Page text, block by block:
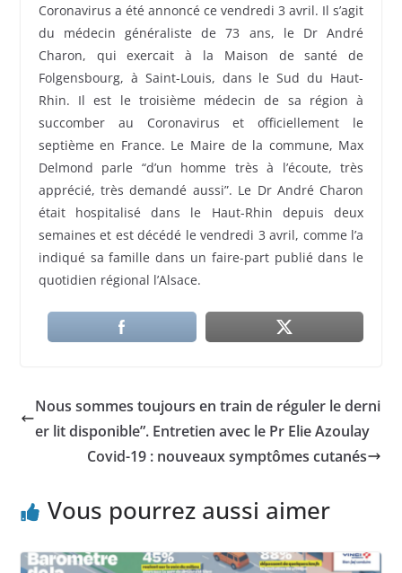
Coronavirus a été annoncé ce vendredi 3 avril. Il s’agit
du médecin généraliste de 73 ans, le Dr André
Charon, qui exercait à la Maison de santé de
Folgensbourg, à Saint-Louis, dans le Sud du Haut-
Rhin. Il est le troisième médecin de sa région à
succomber au Coronavirus et officiellement le
septième en France. Le Maire de la commune, Max
Delmond parle “d’un homme très à l’écoute, très
apprécié, très demandé aussi”. Le Dr André Charon
était hospitalisé dans le Haut-Rhin depuis deux
semaines et est décédé le vendredi 3 avril, comme l’a
indiqué sa famille dans un faire-part publié dans le
quotidien régional l’Alsace.
Nous sommes toujours en train de réguler le derni
er lit disponible”. Entretien avec le Pr Elie Azoulay
Covid-19 : nouveaux symptômes cutanés
Vous pourrez aussi aimer